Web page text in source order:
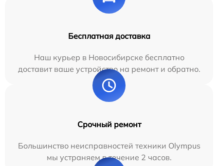
Бесплатная доставка
Наш курьер в Новосибирске бесплатно
доставит ваше устройство на ремонт и обратно.
Срочный ремонт
Большинство неисправностей техники Olympus
мы устраняем в течение 2 часов.